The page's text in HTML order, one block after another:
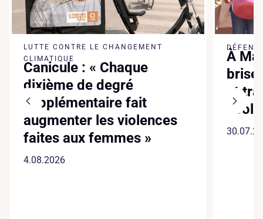
LUTTE CONTRE LE CHANGEMENT
CLIMATIQUE
Canicule : « Chaque
dixième de degré
supplémentaire fait
augmenter les violences
faites aux femmes »
4.08.2026
À
brise
et